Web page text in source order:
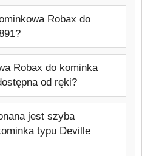
do kominka
rozmiar: 606x407
Robax do
Robax do kominka
od ręki?
na indywidualne
jest produktem
od ręki.
jest szyba
typu Deville